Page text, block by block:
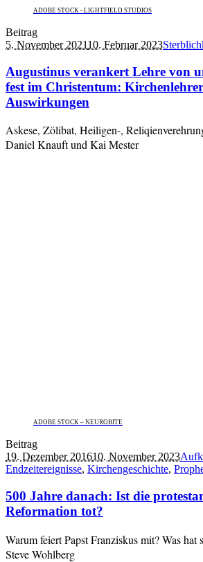
ADOBE STOCK - LIGHTFIELD STUDIOS
Beitrag
5. November 202110. Februar 2023
Augustinus verankert Lehre von
fest im Christentum:
Auswirkungen
Askese, Zölibat, Heiligen-,
Daniel Knauft und Kai Mester
ADOBE STOCK – NEUROBITE
Beitrag
19. Dezember 201610. November 2023
Endzeitereignisse, Kirchengeschichte,
500 Jahre danach: Ist die
Reformation tot?
Warum feiert Papst Franziskus mit? Was hat
Steve Wohlberg